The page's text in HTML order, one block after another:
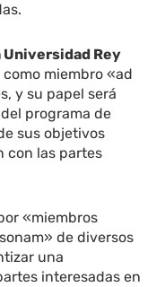
Universidad Rey
miembro «ad
y su papel será
programa de
sus objetivos
con las partes
«miembros
de diversos
una
interesadas en